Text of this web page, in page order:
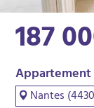
Appartement
Nantes
187